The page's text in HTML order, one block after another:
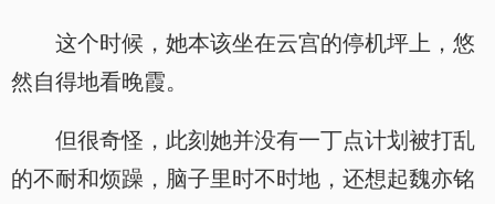
这个时候，她本该坐在云宫的停机坪上，悠
然自得地看晚霞。
但很奇怪，此刻她并没有一丁点计划被打乱
的不耐和烦躁，脑子里时不时地，还想起魏亦铭